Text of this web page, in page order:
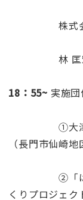
株式会社
林 匡
18：55~ 実施
①大津あき
（長門市仙崎地
②「はじめ
くりプロジェク